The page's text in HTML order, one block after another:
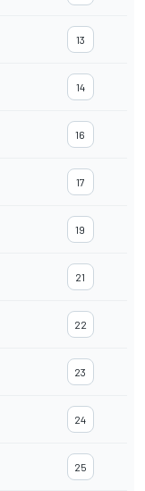
13
14
16
17
19
21
22
23
24
25